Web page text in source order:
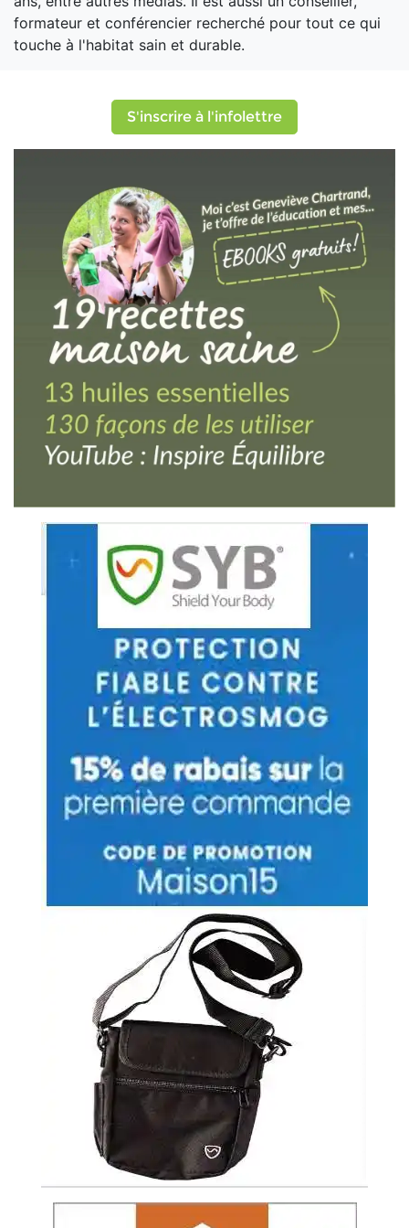
formateur et conférencier recherché pour tout ce qui
touche à l'habitat sain et durable.
S'inscrire à l'infolettre